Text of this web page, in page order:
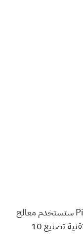
ذكرت التقارير ايضًا ان ساعة Pixel Watch ستستخدم معالج
Exynos 9110 الأقدم من 2018 على تقنية تصنيع 10